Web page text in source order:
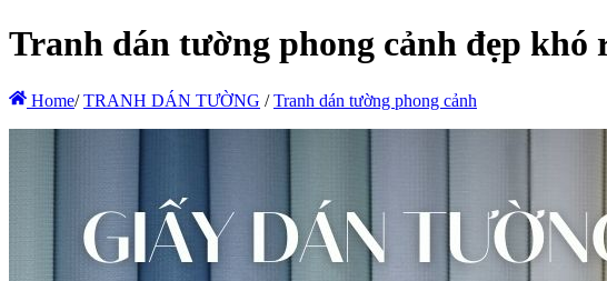
Tranh dán tường phong cảnh đẹp khó
Home/ TRANH DÁN TƯỜNG / Tranh dán tường phong cảnh